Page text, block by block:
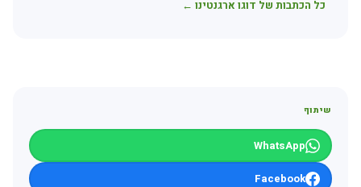
כל הכתבות של דוגו ארגנטינו ←
שיתוף
WhatsApp
Facebook